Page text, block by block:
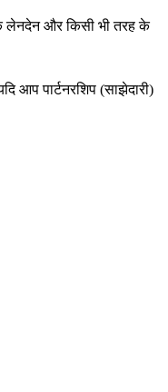
लेनदेन और किसी भी तरह के
आप पार्टनरशिप (साझेदारी)